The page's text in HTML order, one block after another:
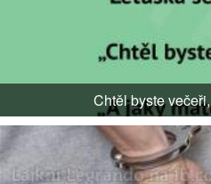
Chtěl byste